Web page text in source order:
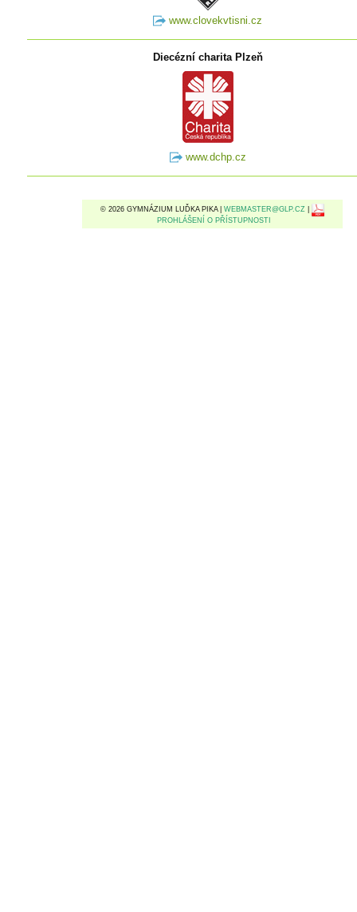
www.clovekvtisni.cz
Diecézní charita Plzeň
www.dchp.cz
© 2026 GYMNÁZIUM LUĎKA PIKA |WEBMASTER@GLP.CZ
PROHLÁŠENÍ O PŘÍSTUPNOSTI